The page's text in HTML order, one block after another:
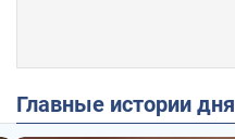
Главные истории дня